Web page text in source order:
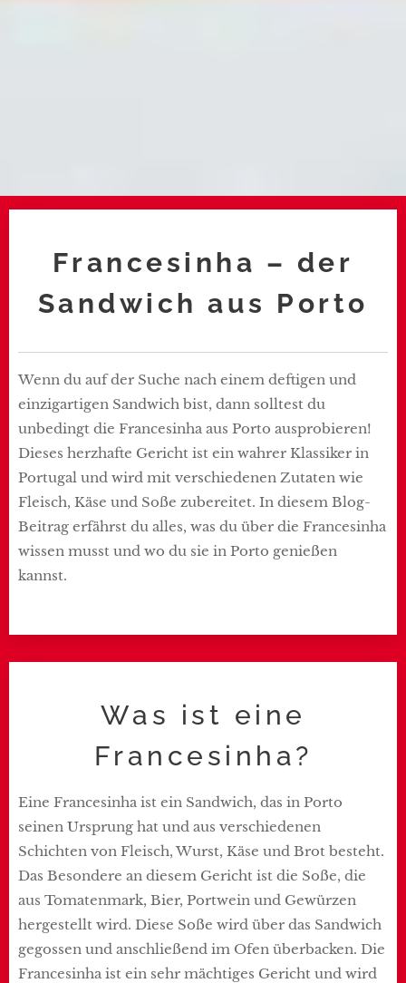
Francesinha – der
Sandwich aus Porto
Wenn du auf der Suche nach einem deftigen und
einzigartigen Sandwich bist, dann solltest du
unbedingt die Francesinha aus Porto ausprobieren!
Dieses herzhafte Gericht ist ein wahrer Klassiker in
Portugal und wird mit verschiedenen Zutaten wie
Fleisch, Käse und Soße zubereitet. In diesem Blog-
Beitrag erfährst du alles, was du über die Francesinha
wissen musst und wo du sie in Porto genießen
kannst.
Was ist eine
Francesinha?
Eine Francesinha ist ein Sandwich, das in Porto
seinen Ursprung hat und aus verschiedenen
Schichten von Fleisch, Wurst, Käse und Brot besteht.
Das Besondere an diesem Gericht ist die Soße, die
aus Tomatenmark, Bier, Portwein und Gewürzen
hergestellt wird. Diese Soße wird über das Sandwich
gegossen und anschließend im Ofen überbacken. Die
Francesinha ist ein sehr mächtiges Gericht und wird